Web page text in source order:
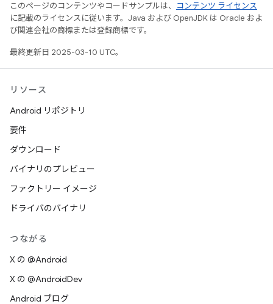
このページのコンテンツやコードサンプルは、
コンテンツ ライセンス
に記載のライセンスに従います。Java および OpenJDK は Oracle およ
び関連会社の商標または登録商標です。
最終更新日 2025-03-10 UTC。
リソース
Android リポジトリ
要件
ダウンロード
バイナリのプレビュー
ファクトリー イメージ
ドライバのバイナリ
つながる
X の @Android
X の @AndroidDev
Android ブログ